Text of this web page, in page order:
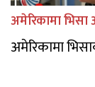
अमेरिकामा
अमेरिकामा